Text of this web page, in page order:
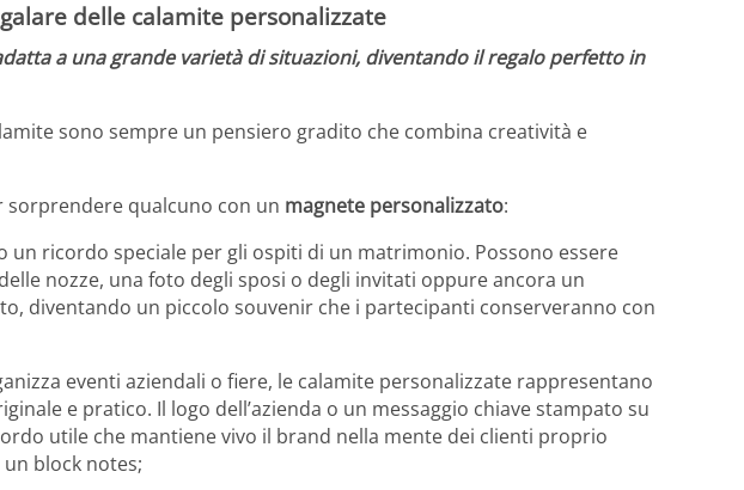
delle calamite personalizzate
a una grande varietà di situazioni, diventando il regalo perfetto in
sono sempre un pensiero gradito che combina creatività e
sorprendere qualcuno con un magnete personalizzato:
un ricordo speciale per gli ospiti di un matrimonio. Possono essere
nozze, una foto degli sposi o degli invitati oppure ancora un
diventando un piccolo souvenir che i partecipanti conserveranno con
eventi aziendali o fiere, le calamite personalizzate rappresentano
e pratico. Il logo dell’azienda o un messaggio chiave stampato su
utile che mantiene vivo il brand nella mente dei clienti proprio
block notes;